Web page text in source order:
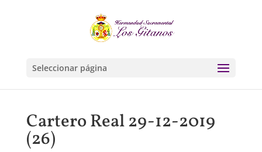
Seleccionar página
Cartero Real 29-12-2019
(26)